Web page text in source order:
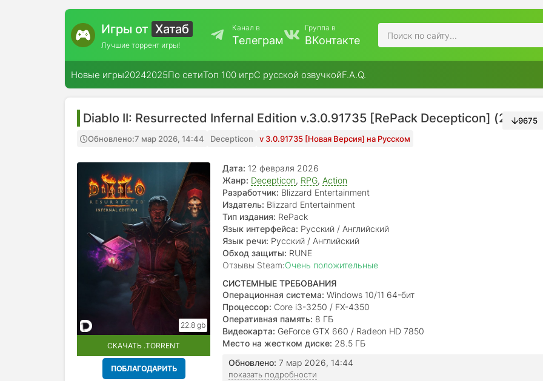
Игры от Хатаб
Лучшие торрент игры!
Канал в
Телеграм
Группа в
ВКонтакте
Новые игры20242025По сетиТоп 100 игрС русской озвучкойF.A.Q.
Diablo II: Resurrected Infernal Edition v.3.0.91735 [RePack Decepticon] (2026)
Обновлено:7 мар 2026, 14:44 Decepticon v 3.0.91735 [Новая Версия] на Русском
9675
22.8 gb
СКАЧАТЬ .TORRENT
ПОБЛАГОДАРИТЬ
Дата: 12 февраля 2026
Жанр: Decepticon, RPG, Action
Разработчик: Blizzard Entertainment
Издатель: Blizzard Entertainment
Тип издания: RePack
Язык интерфейса: Русский / Английский
Язык речи: Русский / Английский
Обход защиты: RUNE
Отзывы Steam:Очень положительные
СИСТЕМНЫЕ ТРЕБОВАНИЯ
Операционная система: Windows 10/11 64-бит
Процессор: Core i3-3250 / FX-4350
Оперативная память: 8 ГБ
Видеокарта: GeForce GTX 660 / Radeon HD 7850
Место на жестком диске: 28.5 ГБ
Обновлено: 7 мар 2026, 14:44
показать подробности